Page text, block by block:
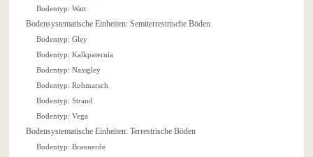
Bodentyp: Watt
Bodensystematische Einheiten: Semiterrestrische Böden
Bodentyp: Gley
Bodentyp: Kalkpaternia
Bodentyp: Nassgley
Bodentyp: Rohmarsch
Bodentyp: Strand
Bodentyp: Vega
Bodensystematische Einheiten: Terrestrische Böden
Bodentyp: Braunerde